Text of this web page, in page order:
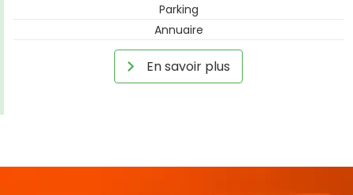
Parking
Annuaire
En savoir plus